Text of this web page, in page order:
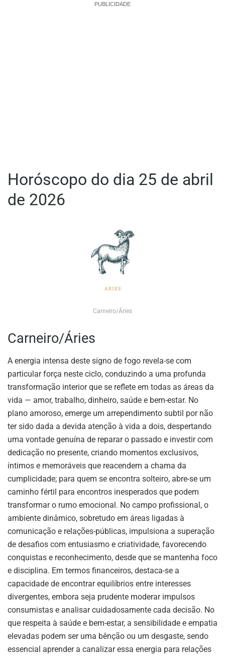
PUBLICIDADE
Horóscopo do dia 25 de abril
de 2026
Carneiro/Áries
Carneiro/Áries
A energia intensa deste signo de fogo revela-se com
particular força neste ciclo, conduzindo a uma profunda
transformação interior que se reflete em todas as áreas da
vida — amor, trabalho, dinheiro, saúde e bem-estar. No
plano amoroso, emerge um arrependimento subtil por não
ter sido dada a devida atenção à vida a dois, despertando
uma vontade genuína de reparar o passado e investir com
dedicação no presente, criando momentos exclusivos,
íntimos e memoráveis que reacendem a chama da
cumplicidade; para quem se encontra solteiro, abre-se um
caminho fértil para encontros inesperados que podem
transformar o rumo emocional. No campo profissional, o
ambiente dinâmico, sobretudo em áreas ligadas à
comunicação e relações-públicas, impulsiona a superação
de desafios com entusiasmo e criatividade, favorecendo
conquistas e reconhecimento, desde que se mantenha foco
e disciplina. Em termos financeiros, destaca-se a
capacidade de encontrar equilíbrios entre interesses
divergentes, embora seja prudente moderar impulsos
consumistas e analisar cuidadosamente cada decisão. No
que respeita à saúde e bem-estar, a sensibilidade e empatia
elevadas podem ser uma bênção ou um desgaste, sendo
essencial aprender a canalizar essa energia para relações